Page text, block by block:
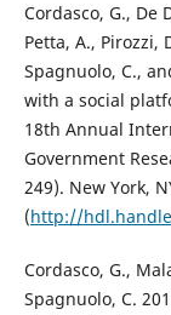
Cordasco, G., De
Petta, A., Pirozzi,
Spagnuolo, C.,
with a social
18th Annual
Government
249). New York,
(http://
Cordasco, G.,
Spagnuolo, C.